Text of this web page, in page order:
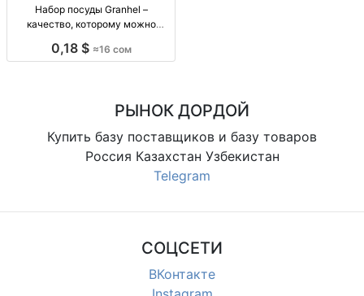
Набор посуды Granhel –
качество, которому можно
качество, 16,000 сом
0,18 $ ≈16 сом
РЫНОК ДОРДОЙ
Купить базу поставщиков и базу товаров
Россия Казахстан Узбекистан
Telegram
СОЦСЕТИ
ВКонтакте